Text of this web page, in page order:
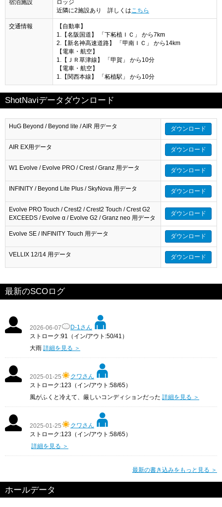
宿泊施設
ロッジ
近隣に2施設あり 詳しくは こちら
交通情報
【自動車】
1.【名阪国道】 「下柘植ＩＣ」 から7km
2.【新名神高速道路】 「甲南ＩＣ」 から14km
【電車・航空】
1.【ＪＲ草津線】 「甲賀」 から10分
【電車・航空】
1.【関西本線】 「柘植駅」 から10分
ShotNaviデータダウンロード
HuG Beyond / Beyond lite / AIR 用データ ダウンロード
AIR EX用データ ダウンロード
W1 Evolve / Evolve PRO / Crest / Granz 用データ ダウンロード
INFINITY / Beyond Lite Plus / SkyNova 用データ ダウンロード
Evolve PRO Touch / Crest2 / Crest2 Touch / Crest G2
EXCEEDS / Evolve α / Evolve G2 / Granz neo 用データ
ダウンロード
Evolve SE / INFINITY Touch 用データ ダウンロード
VELLIX 12/14 用データ ダウンロード
最新のSCOログ
2026-06-07
D-1さん
ストローク:91（イン/アウト:50/41）
大雨 詳細を見る ＞
2025-01-25
クワさん
ストローク:123（イン/アウト:58/65）
風がふくと冷えて、厳しいコンディションだった 詳細を見る ＞
2025-01-25
クワさん
ストローク:123（イン/アウト:58/65）
詳細を見る ＞
最新の書き込みをもっと見る ＞
ホールデータ